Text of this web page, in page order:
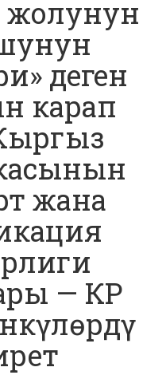
жолунун
деген
карап
жана
— КР